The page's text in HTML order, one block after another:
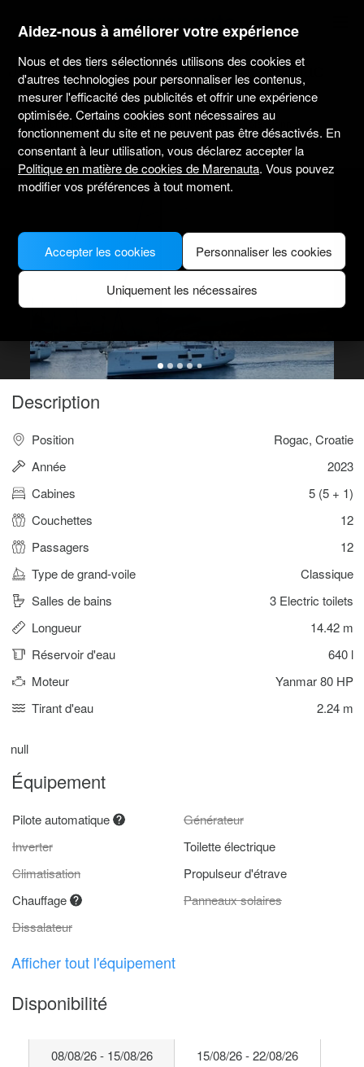
marenauta
Jeanneau Sun Odyssey 490 - Rogac
3.6(6 sur le loueur) Sans skipper uniquement
Professionnel
Marina Rogac
Bateau vérifié
Description
Position
Rogac, Croatie
Année
2023
Cabines
5 (5 + 1)
Couchettes
12
Passagers
12
Type de grand-voile
Classique
Salles de bains
3 Electric toilets
Longueur
14.42 m
Réservoir d'eau
640 l
Moteur
Yanmar 80 HP
Tirant d'eau
2.24 m
null
Équipement
Pilote automatique
Générateur
Inverter
Toilette électrique
Climatisation
Propulseur d'étrave
Chauffage
Panneaux solaires
Dissalateur
Afficher tout l'équipement
Disponibilité
08/08/26 - 15/08/26
15/08/26 - 22/08/26
Aidez-nous à améliorer votre expérience
Nous et des tiers sélectionnés utilisons des cookies et
d'autres technologies pour personnaliser les contenus,
mesurer l'efficacité des publicités et offrir une expérience
optimisée. Certains cookies sont nécessaires au
fonctionnement du site et ne peuvent pas être désactivés. En
consentant à leur utilisation, vous déclarez accepter la
Politique en matière de cookies de Marenauta. Vous pouvez
modifier vos préférences à tout moment.
Personnaliser les cookies
Uniquement les nécessaires
Accepter les cookies